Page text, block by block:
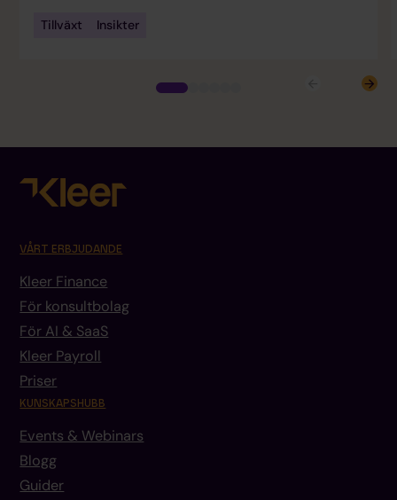
Tillväxt Insikter
VÅRT ERBJUDANDE
Kleer Finance
För konsultbolag
För AI & SaaS
Kleer Payroll
Priser
KUNSKAPSHUBB
Events & Webinars
Blogg
Guider